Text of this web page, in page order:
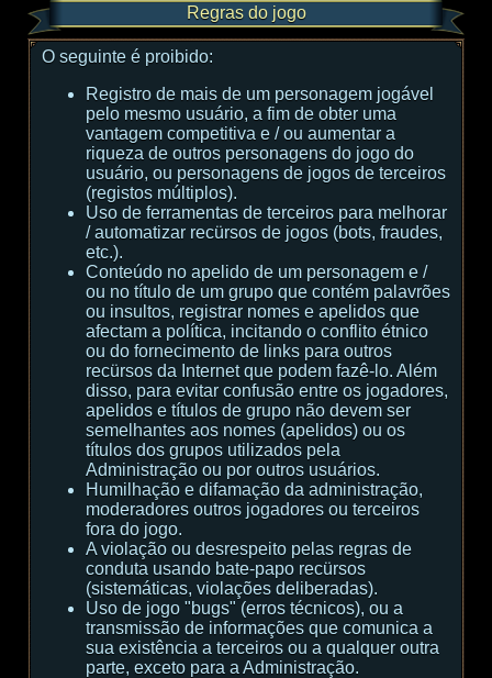
Regras do jogo
O seguinte é proibido:
Registro de mais de um personagem jogável
pelo mesmo usuário, a fim de obter uma
vantagem competitiva e / ou aumentar a
riqueza de outros personagens do jogo do
usuário, ou personagens de jogos de terceiros
(registos múltiplos).
Uso de ferramentas de terceiros para melhorar
/ automatizar recürsos de jogos (bots, fraudes,
etc.).
Conteúdo no apelido de um personagem e /
ou no título de um grupo que contém palavrões
ou insultos, registrar nomes e apelidos que
afectam a política, incitando o conflito étnico
ou do fornecimento de links para outros
recürsos da Internet que podem fazê-lo. Além
disso, para evitar confusão entre os jogadores,
apelidos e títulos de grupo não devem ser
semelhantes aos nomes (apelidos) ou os
títulos dos grupos utilizados pela
Administração ou por outros usuários.
Humilhação e difamação da administração,
moderadores outros jogadores ou terceiros
fora do jogo.
A violação ou desrespeito pelas regras de
conduta usando bate-papo recürsos
(sistemáticas, violações deliberadas).
Uso de jogo "bugs" (erros técnicos), ou a
transmissão de informações que comunica a
sua existência a terceiros ou a qualquer outra
parte, exceto para a Administração.